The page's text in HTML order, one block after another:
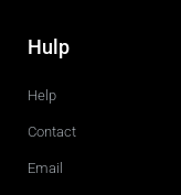
Hulp
Help
Contact
Email